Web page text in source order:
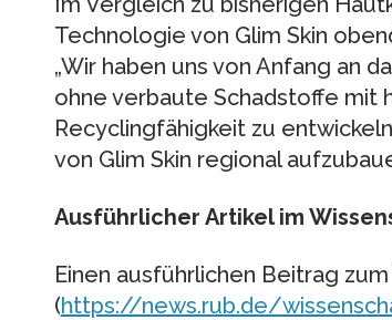
Technologie von Glim Skin
„Wir haben uns von Anfang an
ohne verbaute Schadstoffe mit
Recyclingfähigkeit zu
von Glim Skin regional
Ausführlicher Artikel im
Einen ausführlichen Beitrag
(https://news.rub.de/